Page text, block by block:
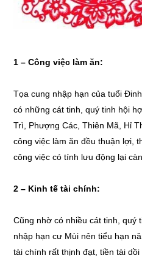
1 – Công việc làm ăn:
Tọa cung nhập hạn của tuổi
có những cát tinh, quý tinh hội
Trì, Phượng Các, Thiên Mã, Hỉ
công việc làm ăn đều thuận lợi,
công việc có tính lưu động lại
2 – Kinh tế tài chính:
Cũng nhờ có nhiều cát tinh, quý
nhập hạn cư Mùi nên tiểu hạn
tài chính rất thịnh đạt, tiền tài dồi